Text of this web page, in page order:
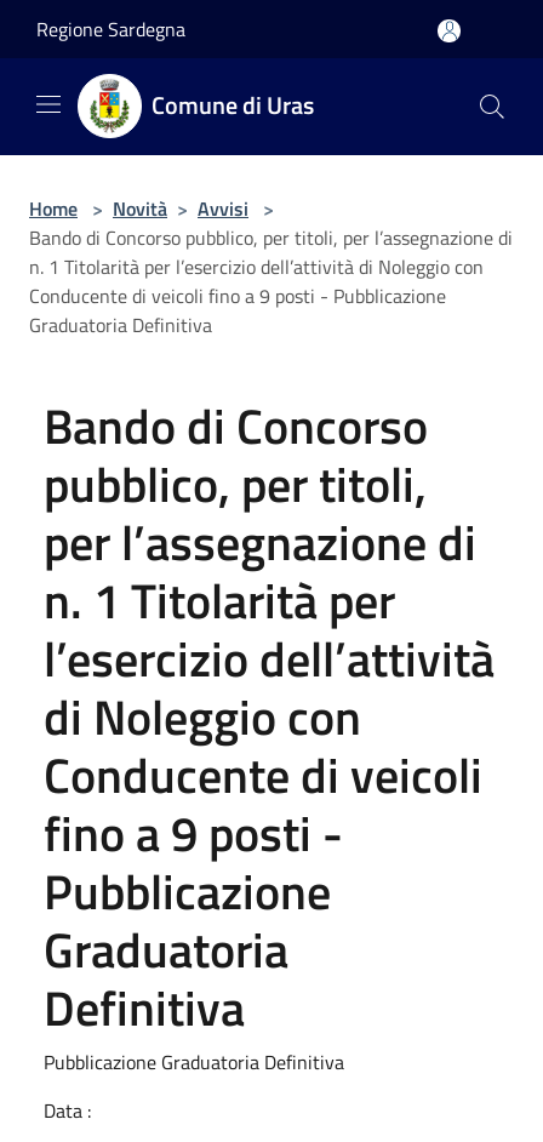
Regione Sardegna
Comune di Uras
Home > Novità > Avvisi >
Bando di Concorso pubblico, per titoli, per l’assegnazione di
n. 1 Titolarità per l’esercizio dell’attività di Noleggio con
Conducente di veicoli fino a 9 posti - Pubblicazione
Graduatoria Definitiva
Bando di Concorso
pubblico, per titoli,
per l’assegnazione di
n. 1 Titolarità per
l’esercizio dell’attività
di Noleggio con
Conducente di veicoli
fino a 9 posti -
Pubblicazione
Graduatoria
Definitiva
Pubblicazione Graduatoria Definitiva
Data :